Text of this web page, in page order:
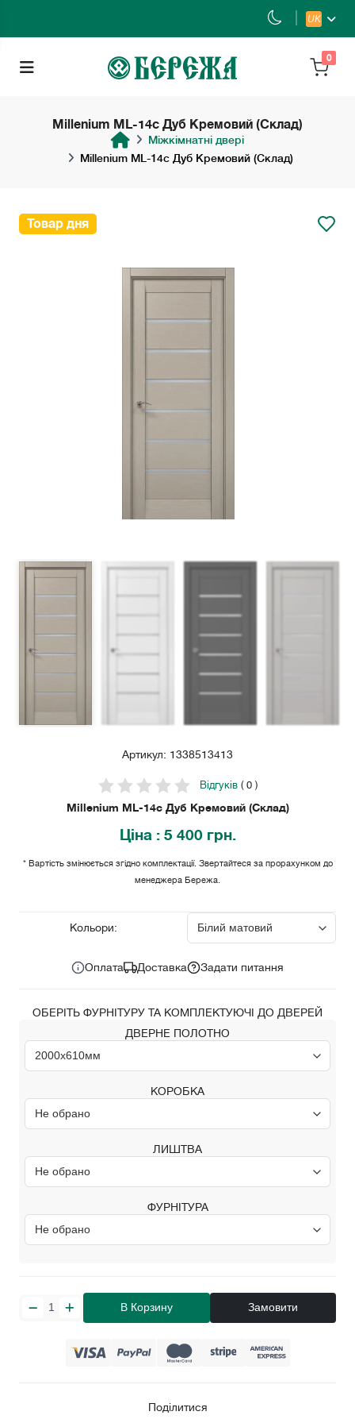
UK
0
Millenium ML-14c Дуб Кремовий (Склад)
Міжкімнатні двері
Millenium ML-14c Дуб Кремовий (Склад)
Товар дня
Артикул: 1338513413
Відгуків( 0 )
Millenium ML-14c Дуб Кремовий (Склад)
Ціна : 5 400 грн.
* Вартість змінюється згідно комплектації. Звертайтеся за прорахунком до
менеджера Бережа.
Кольори:
Оплата Доставка Задати питання
ОБЕРІТЬ ФУРНІТУРУ ТА КОМПЛЕКТУЮЧІ ДО ДВЕРЕЙ
ДВЕРНЕ ПОЛОТНО
КОРОБКА
ЛИШТВА
ФУРНІТУРА
В Корзину Замовити
Поділитися